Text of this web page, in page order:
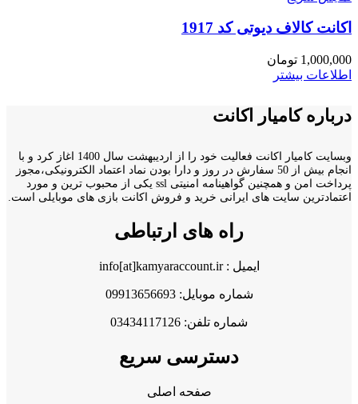
اکانت کالاف دیوتی کد 1917
1,000,000 تومان
اطلاعات بیشتر
درباره کامیار اکانت
وبسایت کامیار اکانت فعالیت خود را از اردیبهشت سال 1400 اغاز کرد و با
انجام بیش از 50 سفارش در روز و دارا بودن نماد اعتماد الکترونیکی،مجوز
پرداخت امن و همچنین گواهینامه امنیتی ssl یکی از محبوب ترین و مورد
اعتمادترین سایت های ایرانی خرید و فروش اکانت بازی های موبایلی است.
راه های ارتباطی
ایمیل : info[at]kamyaraccount.ir
شماره موبایل: 09913656693
شماره تلفن: 03434117126
دسترسی سریع
صفحه اصلی